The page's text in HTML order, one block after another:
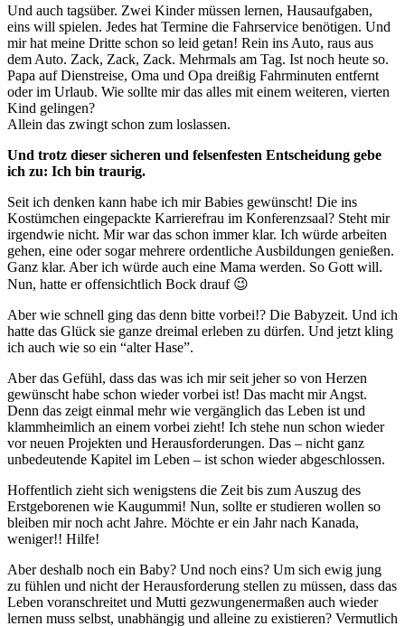
Und auch tagsüber. Zwei Kinder müssen lernen, Hausaufgaben,
eins will spielen. Jedes hat Termine die Fahrservice benötigen. Und
mir hat meine Dritte schon so leid getan! Rein ins Auto, raus aus
dem Auto. Zack, Zack, Zack. Mehrmals am Tag. Ist noch heute so.
Papa auf Dienstreise, Oma und Opa dreißig Fahrminuten entfernt
oder im Urlaub. Wie sollte mir das alles mit einem weiteren, vierten
Kind gelingen?
Allein das zwingt schon zum loslassen.
Und trotz dieser sicheren und felsenfesten Entscheidung gebe
ich zu: Ich bin traurig.
Seit ich denken kann habe ich mir Babies gewünscht! Die ins
Kostümchen eingepackte Karrierefrau im Konferenzsaal? Steht mir
irgendwie nicht. Mir war das schon immer klar. Ich würde arbeiten
gehen, eine oder sogar mehrere ordentliche Ausbildungen genießen.
Ganz klar. Aber ich würde auch eine Mama werden. So Gott will.
Nun, hatte er offensichtlich Bock drauf 😉
Aber wie schnell ging das denn bitte vorbei!? Die Babyzeit. Und ich
hatte das Glück sie ganze dreimal erleben zu dürfen. Und jetzt kling
ich auch wie so ein “alter Hase”.
Aber das Gefühl, dass das was ich mir seit jeher so von Herzen
gewünscht habe schon wieder vorbei ist! Das macht mir Angst.
Denn das zeigt einmal mehr wie vergänglich das Leben ist und
klammheimlich an einem vorbei zieht! Ich stehe nun schon wieder
vor neuen Projekten und Herausforderungen. Das – nicht ganz
unbedeutende Kapitel im Leben – ist schon wieder abgeschlossen.
Hoffentlich zieht sich wenigstens die Zeit bis zum Auszug des
Erstgeborenen wie Kaugummi! Nun, sollte er studieren wollen so
bleiben mir noch acht Jahre. Möchte er ein Jahr nach Kanada,
weniger!! Hilfe!
Aber deshalb noch ein Baby? Und noch eins? Um sich ewig jung
zu fühlen und nicht der Herausforderung stellen zu müssen, dass das
Leben voranschreitet und Mutti gezwungenermaßen auch wieder
lernen muss selbst, unabhängig und alleine zu existieren? Vermutlich